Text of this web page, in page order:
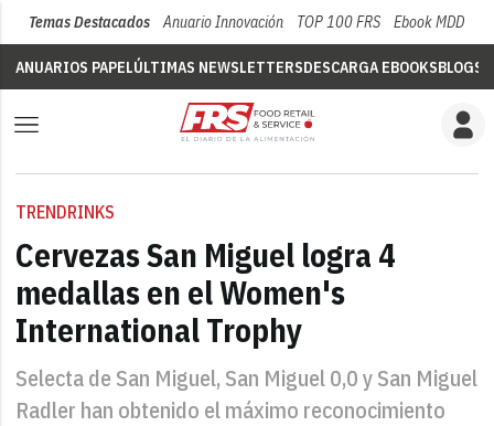
Temas Destacados Anuario Innovación TOP 100 FRS Ebook MDD
ANUARIOS PAPELÚLTIMAS NEWSLETTERSDESCARGA EBOOKSBLOGS
TRENDRINKS
Cervezas San Miguel logra 4
medallas en el Women's
International Trophy
Selecta de San Miguel, San Miguel 0,0 y San Miguel
Radler han obtenido el máximo reconocimiento